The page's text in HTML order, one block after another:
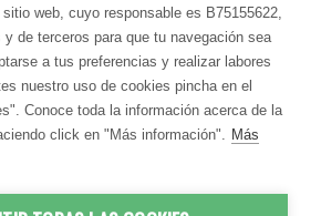
EMAIL
HORARIO
- Jue / 9:00 - 18:30
Vie / 9:00 - 17:30
web, cuyo responsable es B75155622,
de terceros para que tu navegación sea
a tus preferencias y realizar labores
nuestro uso de cookies pincha en el
Conoce toda la información acerca de la
click en "Más información". Más